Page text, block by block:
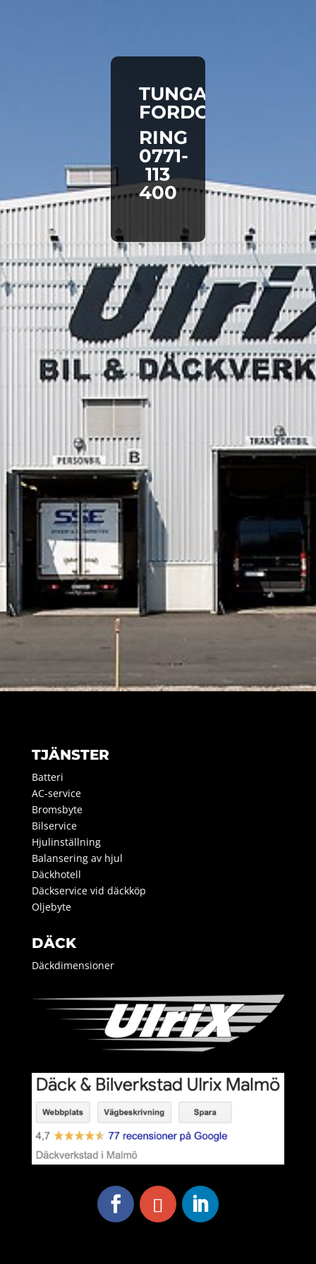
TUNGA
FORDON
RING
0771-
113
400
TJÄNSTER
Batteri
AC-service
Bromsbyte
Bilservice
Hjulinställning
Balansering av hjul
Däckhotell
Däckservice vid däckköp
Oljebyte
DÄCK
Däckdimensioner